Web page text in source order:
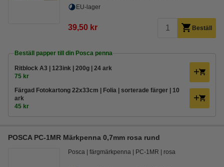
EU-lager
39,50 kr Beställ
Beställ papper till din Posca penna
Ritblock A3 | 123ink | 200g | 24 ark
75 kr
Färgad Fotokartong 22x33cm | Folia | sorterade färger | 10
ark
45 kr
POSCA PC-1MR Märkpenna 0,7mm rosa rund
Posca färgmärkpenna PC-1MR rosa